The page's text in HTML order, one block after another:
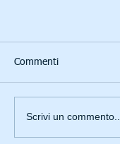
Commenti
Scrivi un commento...